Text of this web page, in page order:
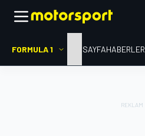
FORMULA 1 ANA SAYFAHABERLER